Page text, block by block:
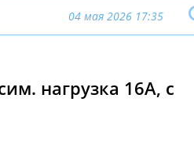
04 мая 2026 17:35
нагрузка 16А, с